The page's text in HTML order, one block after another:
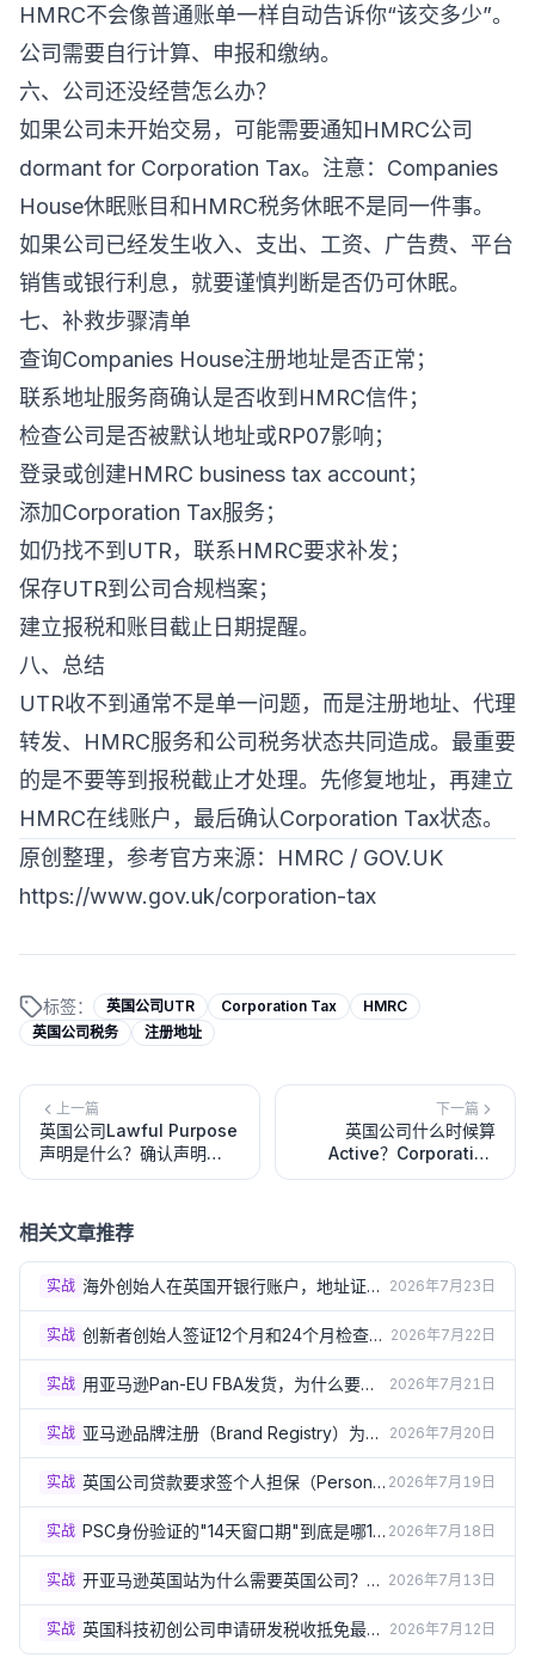
HMRC不会像普通账单一样自动告诉你“该交多少”。
公司需要自行计算、申报和缴纳。
六、公司还没经营怎么办？
如果公司未开始交易，可能需要通知HMRC公司
dormant for Corporation Tax。注意：Companies
House休眠账目和HMRC税务休眠不是同一件事。
如果公司已经发生收入、支出、工资、广告费、平台
销售或银行利息，就要谨慎判断是否仍可休眠。
七、补救步骤清单
查询Companies House注册地址是否正常；
联系地址服务商确认是否收到HMRC信件；
检查公司是否被默认地址或RP07影响；
登录或创建HMRC business tax account；
添加Corporation Tax服务；
如仍找不到UTR，联系HMRC要求补发；
保存UTR到公司合规档案；
建立报税和账目截止日期提醒。
八、总结
UTR收不到通常不是单一问题，而是注册地址、代理
转发、HMRC服务和公司税务状态共同造成。最重要
的是不要等到报税截止才处理。先修复地址，再建立
HMRC在线账户，最后确认Corporation Tax状态。
原创整理，参考官方来源：HMRC / GOV.UK
https://www.gov.uk/corporation-tax
标签： 英国公司UTR Corporation Tax
HMRC
英国公司税务
注册地址
上一篇
英国公司Lawful Purpose
声明是什么？确认声明
CS01中的合法目的要求解
下一篇
英国公司什么时候算
Active？Corporation
Tax交易状态、休眠通知与
相关文章推荐
实战 海外创始人在英国开银行账户，地址证明
总被拒？3个实操方案（2026）
2026年7月23日
实战 创新者创始人签证12个月和24个月检查
点：怎样才算"进展达标"？（2026）
2026年7月22日
实战 用亚马逊Pan-EU FBA发货，为什么要在
德法意西波5国注册VAT？（2026）
2026年7月21日
实战 亚马逊品牌注册（Brand Registry）为什
么必须要有英国商标？（2026）
2026年7月20日
实战 英国公司贷款要求签个人担保（Personal
Guarantee）？签之前必须了解的风险
（2026）
2026年7月19日
实战 PSC身份验证的"14天窗口期"到底是哪14
天？出生月份规则详解（2026）
2026年7月18日
实战 开亚马逊英国站为什么需要英国公司？企
业卖家资质要求详解（2026）
2026年7月13日
实战 英国科技初创公司申请研发税收抵免最容
易踩的5个坑（2026）
2026年7月12日